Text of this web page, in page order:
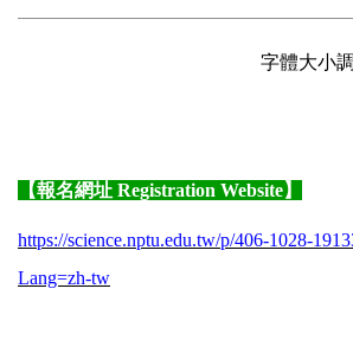
字體大小
【報名網址 Registration Website】
https://science.nptu.edu.tw/p/406-1028-
Lang=zh-tw